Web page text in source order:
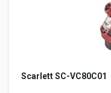
Scarlett SC-VC80C01